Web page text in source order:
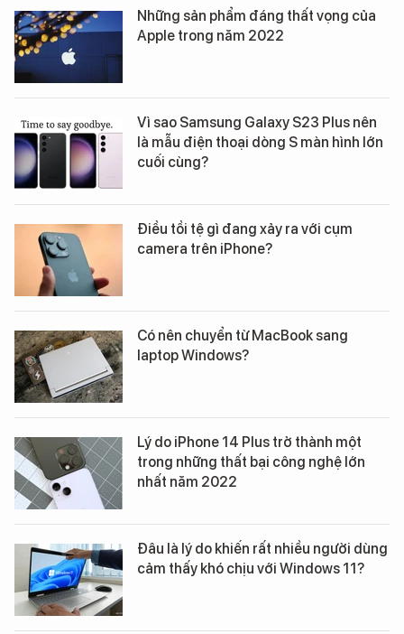
Những sản phẩm đáng thất vọng của
Apple trong năm 2022
Vì sao Samsung Galaxy S23 Plus nên
là mẫu điện thoại dòng S màn hình lớn
cuối cùng?
Điều tồi tệ gì đang xảy ra với cụm
camera trên iPhone?
Có nên chuyển từ MacBook sang
laptop Windows?
Lý do iPhone 14 Plus trở thành một
trong những thất bại công nghệ lớn
nhất năm 2022
Đâu là lý do khiến rất nhiều người dùng
cảm thấy khó chịu với Windows 11?